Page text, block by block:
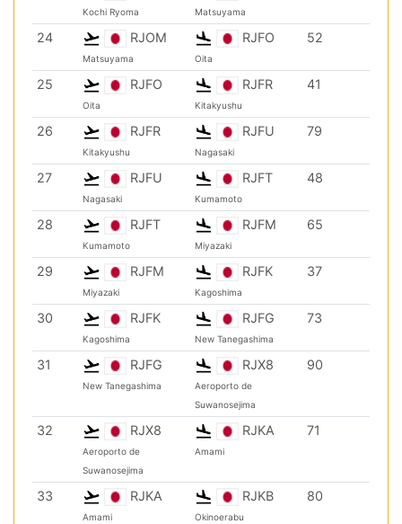
Kochi Ryoma Matsuyama
24 RJOM
Matsuyama
RJFO
Oita
52
25 RJFO
Oita
RJFR
Kitakyushu
41
26 RJFR
Kitakyushu
RJFU
Nagasaki
79
27 RJFU
Nagasaki
RJFT
Kumamoto
48
28 RJFT
Kumamoto
RJFM
Miyazaki
65
29 RJFM
Miyazaki
RJFK
Kagoshima
37
30 RJFK
Kagoshima
RJFG
New Tanegashima
73
31 RJFG
New Tanegashima
RJX8
Aeroporto de
Suwanosejima
90
32 RJX8
Aeroporto de
Suwanosejima
RJKA
Amami
71
33 RJKA
Amami
RJKB
Okinoerabu
80